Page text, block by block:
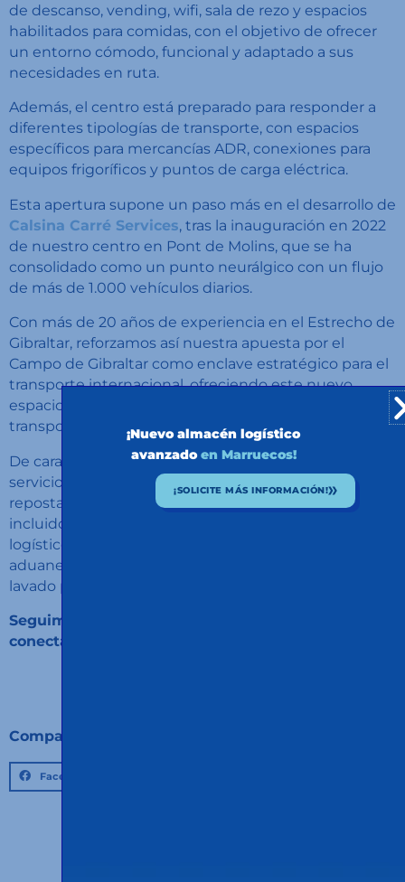
de descanso, vending, wifi, sala de rezo y espacios
habilitados para comidas, con el objetivo de ofrecer
un entorno cómodo, funcional y adaptado a sus
necesidades en ruta.
Además, el centro está preparado para responder a
diferentes tipologías de transporte, con espacios
específicos para mercancías ADR, conexiones para
equipos frigoríficos y puntos de carga eléctrica.
Esta apertura supone un paso más en el desarrollo de
Calsina Carré Services, tras la inauguración en 2022
de nuestro centro en Pont de Molins, que se ha
consolidado como un punto neurálgico con un flujo
de más de 1.000 vehículos diarios.
Con más de 20 años de experiencia en el Estrecho de
Gibraltar, reforzamos así nuestra apuesta por el
Campo de Gibraltar como enclave estratégico para el
transporte internacional, ofreciendo este nuevo
espacio tanto a clientes del grupo como a
transportistas externos.
De cara al futuro, está prevista la ampliación de
servicios con la incorporación de una estación de
repostaje con múltiples tipos de combustible,
incluidos biocombustibles, así como un almacén
logístico con capacidad de cross-docking, servicios
aduaneros, taller de mantenimiento y túnel de
lavado para vehículos industriales.
Seguimos avanzando impulsando soluciones que
conectan rutas, personas y oportunidades.
Compartir:
Facebook
¡Nuevo almacén logístico
avanzadoen Marruecos!
¡SOLICITE MÁS INFORMACIÓN!